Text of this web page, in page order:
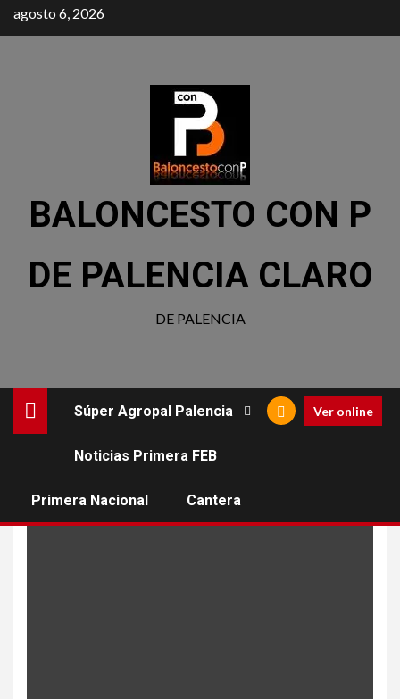
agosto 6, 2026
BALONCESTO CON P
DE PALENCIA CLARO
DE PALENCIA
Súper Agropal Palencia
Noticias Primera FEB
Primera Nacional Cantera
Ver online